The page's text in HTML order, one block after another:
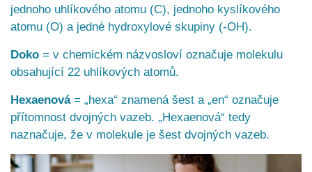
jednoho uhlíkového atomu (C), jednoho kyslíkového
atomu (O) a jedné hydroxylové skupiny (-OH).
Doko = v chemickém názvosloví označuje molekulu
obsahující 22 uhlíkových atomů.
Hexaenová= „hexa“ znamená šest a „en“ označuje
přítomnost dvojných vazeb. „Hexaenová“ tedy
naznačuje, že v molekule je šest dvojných vazeb.